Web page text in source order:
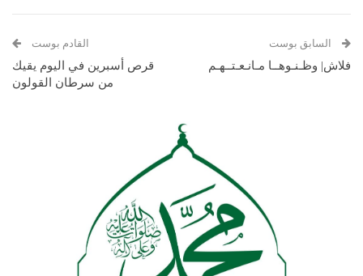
السابق بوست
فلاش| وظـنـوهــا مـانـعـتــهـم
القادم بوست
قرص أسبرين في اليوم يقيك
من سرطان القولون